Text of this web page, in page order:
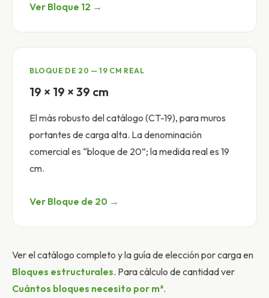
Ver Bloque 12 →
BLOQUE DE 20 — 19 CM REAL
19 × 19 × 39 cm
El más robusto del catálogo (CT-19), para muros
portantes de carga alta. La denominación
comercial es “bloque de 20”; la medida real es 19
cm.
Ver Bloque de 20 →
Ver el catálogo completo y la guía de elección por carga en
Bloques estructurales. Para cálculo de cantidad ver
Cuántos bloques necesito por m².